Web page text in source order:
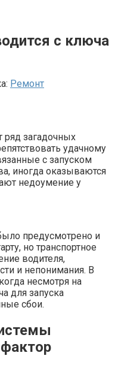
с ключа
Ремонт
ряд загадочных
удачному
с запуском
иногда оказываются
недоумение у
предусмотрено и
но транспортное
водителя,
и непонимания. В
несмотря на
для запуска
сбои.